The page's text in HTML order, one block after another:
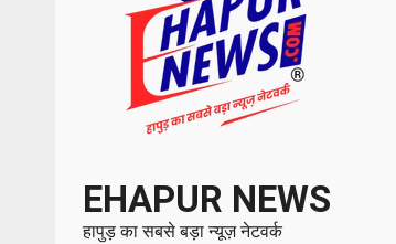
EHAPUR NEWS
हापुड़ का सबसे बड़ा न्यूज़ नेटवर्क